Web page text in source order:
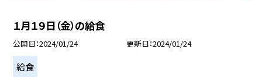
１月１９日（金）の給食
公開日 2024/01/24 更新日 2024/01/24
給食